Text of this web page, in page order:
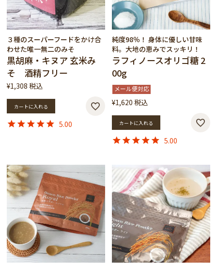
３種のスーパーフードをかけ合
わせた唯一無二のみそ
黒胡麻・キヌア 玄米み
そ 酒精フリー
¥1,308 税込
カートに入れる
5.00
純度98％！ 身体に優しい甘味
料。大地の恵みでスッキリ！
ラフィノースオリゴ糖 2
00g
メール便対応
¥1,620 税込
カートに入れる
5.00